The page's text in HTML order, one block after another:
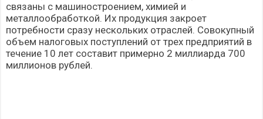
связаны с машиностроением, химией и
металлообработкой. Их продукция закроет
потребности сразу нескольких отраслей. Совокупный
объем налоговых поступлений от трех предприятий в
течение 10 лет составит примерно 2 миллиарда 700
миллионов рублей.